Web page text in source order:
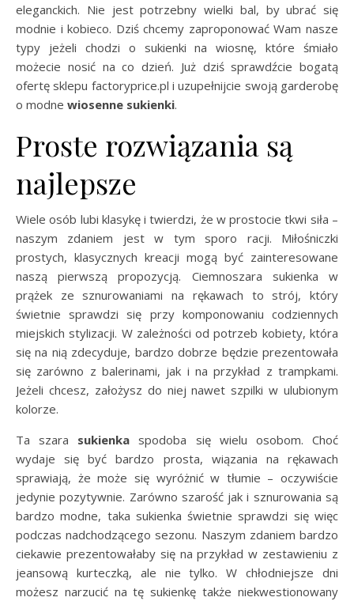
eleganckich. Nie jest potrzebny wielki bal, by ubrać się
modnie i kobieco. Dziś chcemy zaproponować Wam nasze
typy jeżeli chodzi o sukienki na wiosnę, które śmiało
możecie nosić na co dzień. Już dziś sprawdźcie bogatą
ofertę sklepu factoryprice.pl i uzupełnijcie swoją garderobę
o modne wiosenne sukienki.
Proste rozwiązania są
najlepsze
Wiele osób lubi klasykę i twierdzi, że w prostocie tkwi siła –
naszym zdaniem jest w tym sporo racji. Miłośniczki
prostych, klasycznych kreacji mogą być zainteresowane
naszą pierwszą propozycją. Ciemnoszara sukienka w
prążek ze sznurowaniami na rękawach to strój, który
świetnie sprawdzi się przy komponowaniu codziennych
miejskich stylizacji. W zależności od potrzeb kobiety, która
się na nią zdecyduje, bardzo dobrze będzie prezentowała
się zarówno z balerinami, jak i na przykład z trampkami.
Jeżeli chcesz, założysz do niej nawet szpilki w ulubionym
kolorze.
Ta szara sukienka spodoba się wielu osobom. Choć
wydaje się być bardzo prosta, wiązania na rękawach
sprawiają, że może się wyróżnić w tłumie – oczywiście
jedynie pozytywnie. Zarówno szarość jak i sznurowania są
bardzo modne, taka sukienka świetnie sprawdzi się więc
podczas nadchodzącego sezonu. Naszym zdaniem bardzo
ciekawie prezentowałaby się na przykład w zestawieniu z
jeansową kurteczką, ale nie tylko. W chłodniejsze dni
możesz narzucić na tę sukienkę także niekwestionowany